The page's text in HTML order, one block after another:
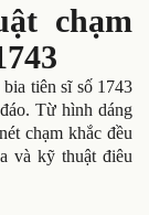
chạm
tiên sĩ số 1743
Từ hình dáng
chạm khắc đều
và kỹ thuật điêu